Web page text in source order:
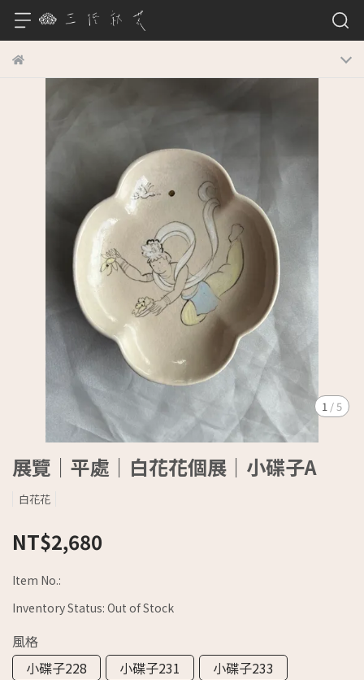
1 /5
展覽｜平處｜白花花個展｜小碟子A
白花花
NT$2,680
Item No.:
Inventory Status: Out of Stock
風格
小碟子228
小碟子231
小碟子233